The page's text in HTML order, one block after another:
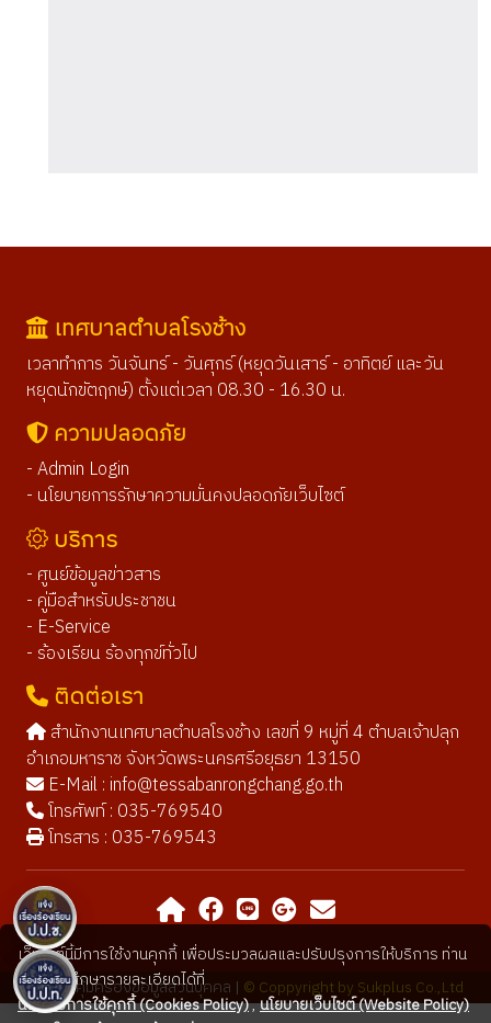
เทศบาลตำบลโรงช้าง
เวลาทำการ วันจันทร์ - วันศุกร์ (หยุดวันเสาร์ - อาทิตย์ และวัน
หยุดนักขัตฤกษ์) ตั้งแต่เวลา 08.30 - 16.30 น.
ความปลอดภัย
- Admin Login
- นโยบายการรักษาความมั่นคงปลอดภัยเว็บไซต์
บริการ
- ศูนย์ข้อมูลข่าวสาร
- คู่มือสำหรับประชาชน
- E-Service
- ร้องเรียน ร้องทุกข์ทั่วไป
ติดต่อเรา
สำนักงานเทศบาลตำบลโรงช้าง เลขที่ 9 หมู่ที่ 4 ตำบลเจ้าปลุก
อำเภอมหาราช จังหวัดพระนครศรีอยุธยา 13150
E-Mail : info@tessabanrongchang.go.th
โทรศัพท์ : 035-769540
โทรสาร : 035-769543
นโยบายคุ้มครองข้อมูลส่วนบุคคล | © Coppyright by Sukplus Co.,Ltd
เว็บไซต์นี้มีการใช้งานคุกกี้ เพื่อประมวลผลและปรับปรุงการให้บริการ ท่าน
สามารถศึกษารายละเอียดได้ที่
นโยบายการใช้คุกกี้ (Cookies Policy),นโยบายเว็บไซต์ (Website Policy)